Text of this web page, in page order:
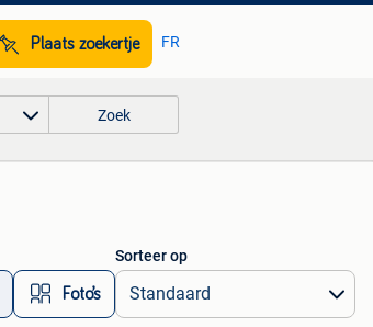
Plaats zoekertje FR
Zoek
Foto’s
Sorteer op